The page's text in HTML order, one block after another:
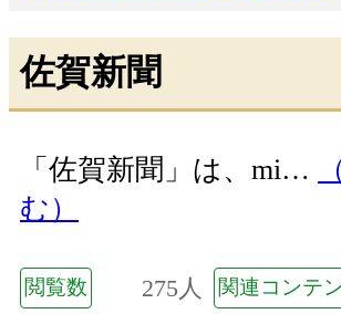
佐賀新聞
「佐賀新聞」は、mi…
む）
閲覧数 275人 関連コンテ